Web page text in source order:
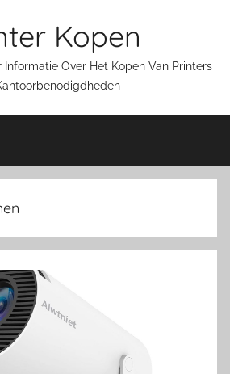
Kopen
Informatie Over Het Kopen Van Printers